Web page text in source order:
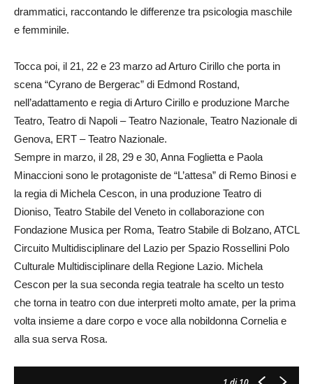
drammatici, raccontando le differenze tra psicologia maschile
e femminile.
Tocca poi, il 21, 22 e 23 marzo ad Arturo Cirillo che porta in
scena “Cyrano de Bergerac” di Edmond Rostand,
nell’adattamento e regia di Arturo Cirillo e produzione Marche
Teatro, Teatro di Napoli – Teatro Nazionale, Teatro Nazionale di
Genova, ERT – Teatro Nazionale.
Sempre in marzo, il 28, 29 e 30, Anna Foglietta e Paola
Minaccioni sono le protagoniste de “L’attesa” di Remo Binosi e
la regia di Michela Cescon, in una produzione Teatro di
Dioniso, Teatro Stabile del Veneto in collaborazione con
Fondazione Musica per Roma, Teatro Stabile di Bolzano, ATCL
Circuito Multidisciplinare del Lazio per Spazio Rossellini Polo
Culturale Multidisciplinare della Regione Lazio. Michela
Cescon per la sua seconda regia teatrale ha scelto un testo
che torna in teatro con due interpreti molto amate, per la prima
volta insieme a dare corpo e voce alla nobildonna Cornelia e
alla sua serva Rosa.